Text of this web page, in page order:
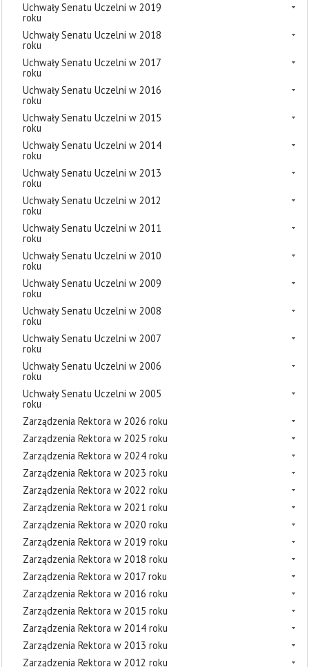
Uchwały Senatu Uczelni w 2019
roku
Uchwały Senatu Uczelni w 2018
roku
Uchwały Senatu Uczelni w 2017
roku
Uchwały Senatu Uczelni w 2016
roku
Uchwały Senatu Uczelni w 2015
roku
Uchwały Senatu Uczelni w 2014
roku
Uchwały Senatu Uczelni w 2013
roku
Uchwały Senatu Uczelni w 2012
roku
Uchwały Senatu Uczelni w 2011
roku
Uchwały Senatu Uczelni w 2010
roku
Uchwały Senatu Uczelni w 2009
roku
Uchwały Senatu Uczelni w 2008
roku
Uchwały Senatu Uczelni w 2007
roku
Uchwały Senatu Uczelni w 2006
roku
Uchwały Senatu Uczelni w 2005
roku
Zarządzenia Rektora w 2026 roku
Zarządzenia Rektora w 2025 roku
Zarządzenia Rektora w 2024 roku
Zarządzenia Rektora w 2023 roku
Zarządzenia Rektora w 2022 roku
Zarządzenia Rektora w 2021 roku
Zarządzenia Rektora w 2020 roku
Zarządzenia Rektora w 2019 roku
Zarządzenia Rektora w 2018 roku
Zarządzenia Rektora w 2017 roku
Zarządzenia Rektora w 2016 roku
Zarządzenia Rektora w 2015 roku
Zarządzenia Rektora w 2014 roku
Zarządzenia Rektora w 2013 roku
Zarządzenia Rektora w 2012 roku